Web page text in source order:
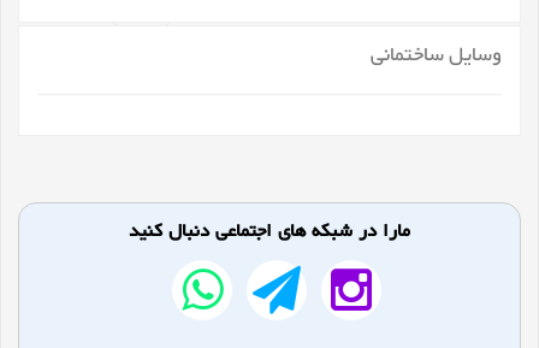
وسایل ساختمانی
مارا در شبکه های اجتماعی دنبال کنید